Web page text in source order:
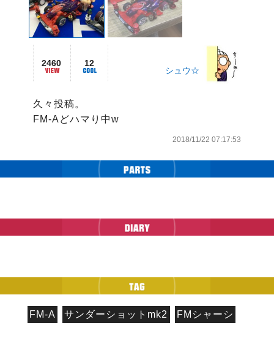
2460 12
シュウ☆
久々投稿。
FM-Aどハマり中w
2018/11/22 07:17:53
FM-A サンダーショットmk2 FMシャーシ